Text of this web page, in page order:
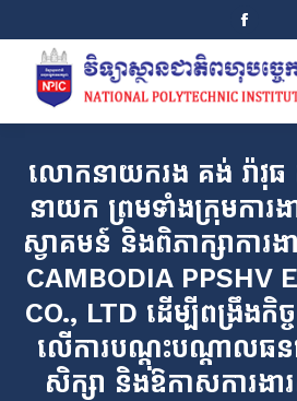
in
new
លោកនាយករង គង់ រ៉ាវុ
នាយក ព្រមទាំងក្រុមការ
ស្វាគមន៍ និងពិភាក្សាការ
CAMBODIA PPSHV
CO., LTD ដើម្បីពង្រឹងកិ
លើការបណ្តុះបណ្តាលធន
សិក្សា និងឱកាសការងា